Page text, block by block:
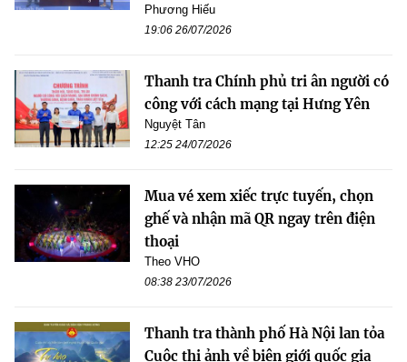
Phương Hiếu
19:06 26/07/2026
Thanh tra Chính phủ tri ân người có
công với cách mạng tại Hưng Yên
Nguyệt Tân
12:25 24/07/2026
Mua vé xem xiếc trực tuyến, chọn
ghế và nhận mã QR ngay trên điện
thoại
Theo VHO
08:38 23/07/2026
Thanh tra thành phố Hà Nội lan tỏa
Cuộc thi ảnh về biên giới quốc gia